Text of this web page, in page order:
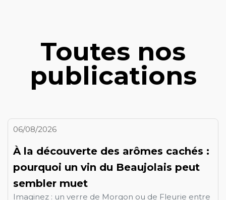
Toutes nos
publications
06/08/2026
À la découverte des arômes cachés :
pourquoi un vin du Beaujolais peut
sembler muet
Imaginez : un verre de Morgon ou de Fleurie entre